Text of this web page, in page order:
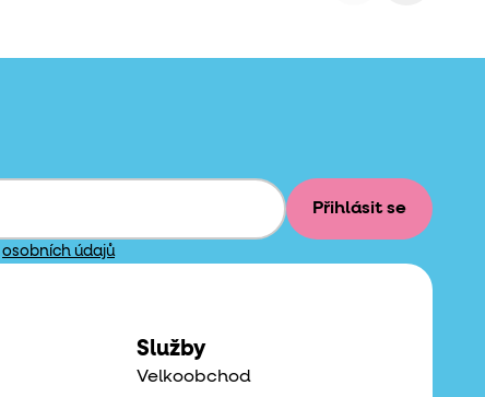
Přihlásit se
osobních údajů
Služby
Velkoobchod